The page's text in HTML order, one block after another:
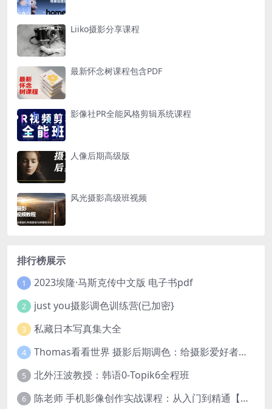
Liiko摄影分享课程
最新怀念树课程包含PDF
影像社PR全能风格剪辑系统课程
人像后期高级版
风光摄影高级班视频
排行榜展示
1 2023埃隆·马斯克传中文版 电子书pdf
2 just you摄影调色训练营(已加密}
3 私藏日本写真集大全
4 Thomas看看世界 摄影后期调色：给摄影爱好者的色彩课 网盘下载
5 北外汪波教授：韩语0-Topik6全程班
6 陈老师 手机影像创作实战课程：从入门到精通【完结】